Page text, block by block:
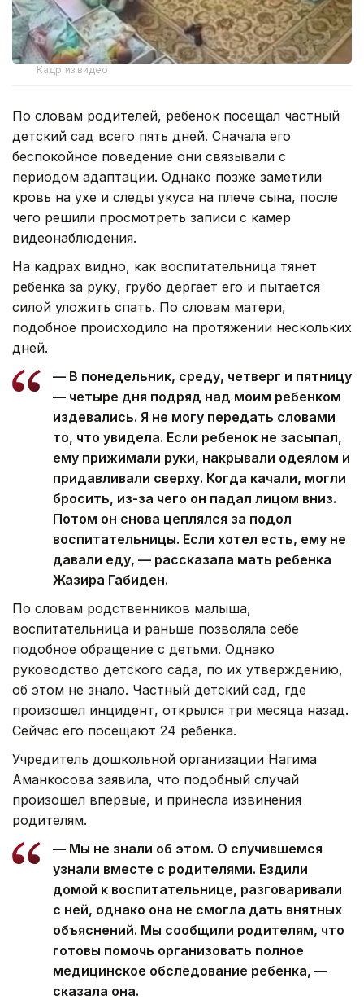
Кадр из видео
По словам родителей, ребенок посещал частный
детский сад всего пять дней. Сначала его
беспокойное поведение они связывали с
периодом адаптации. Однако позже заметили
кровь на ухе и следы укуса на плече сына, после
чего решили просмотреть записи с камер
видеонаблюдения.
На кадрах видно, как воспитательница тянет
ребенка за руку, грубо дергает его и пытается
силой уложить спать. По словам матери,
подобное происходило на протяжении нескольких
дней.
— В понедельник, среду, четверг и пятницу
— четыре дня подряд над моим ребенком
издевались. Я не могу передать словами
то, что увидела. Если ребенок не засыпал,
ему прижимали руки, накрывали одеялом и
придавливали сверху. Когда качали, могли
бросить, из-за чего он падал лицом вниз.
Потом он снова цеплялся за подол
воспитательницы. Если хотел есть, ему не
давали еду, — рассказала мать ребенка
Жазира Габиден.
По словам родственников малыша,
воспитательница и раньше позволяла себе
подобное обращение с детьми. Однако
руководство детского сада, по их утверждению,
об этом не знало. Частный детский сад, где
произошел инцидент, открылся три месяца назад.
Сейчас его посещают 24 ребенка.
Учредитель дошкольной организации Нагима
Аманкосова заявила, что подобный случай
произошел впервые, и принесла извинения
родителям.
— Мы не знали об этом. О случившемся
узнали вместе с родителями. Ездили
домой к воспитательнице, разговаривали
с ней, однако она не смогла дать внятных
объяснений. Мы сообщили родителям, что
готовы помочь организовать полное
медицинское обследование ребенка, —
сказала она.